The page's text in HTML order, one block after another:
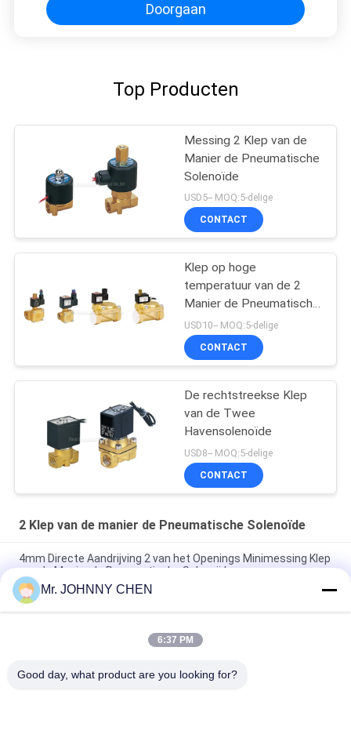
Doorgaan
Top Producten
Messing 2 Klep van de
Manier de Pneumatische
Solenoïde
USD5-- MOQ:5-delige
CONTACT
Klep op hoge
temperatuur van de 2
Manier de Pneumatische
Solenoïde
USD10-- MOQ:5-delige
CONTACT
De rechtstreekse Klep
van de Twee
Havensolenoïde
USD8-- MOQ:5-delige
CONTACT
2 Klep van de manier de Pneumatische Solenoïde
4mm Directe Aandrijving 2 van het Openings Minimessing Klep
van de Manier de Pneumatische Solenoïde
16~50mm Opening 2/2 Klep van de Messings de
Pneumatische Solenoïde G1/2 " ~G2“ met Viton-Verbinding
1.5MPa op hoge temperatuur 2 Klep van de Manier de
Mr. JOHNNY CHEN
6:37 PM
Good day, what product are you looking for?